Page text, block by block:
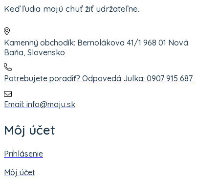
Keď ľudia majú chuť žiť udržateľne.
Kamenný obchodík: Bernolákova 41/1 968 01 Nová
Baňa, Slovensko
Potrebujete poradiť? Odpovedá Julka: 0907 915 687
Email: info@maju.sk
Môj účet
Prihlásenie
Môj účet